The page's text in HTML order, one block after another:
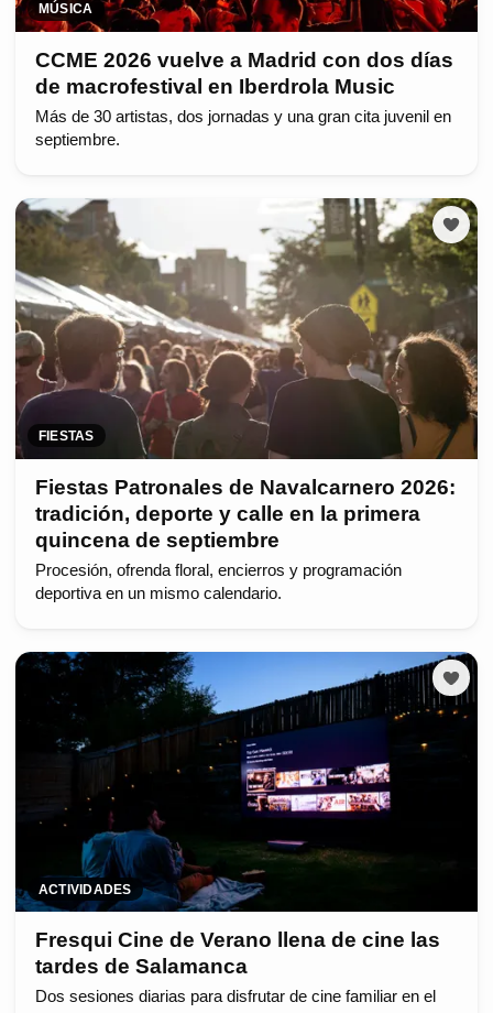
MÚSICA
CCME 2026 vuelve a Madrid con dos días
de macrofestival en Iberdrola Music
Más de 30 artistas, dos jornadas y una gran cita juvenil en
septiembre.
FIESTAS
Fiestas Patronales de Navalcarnero 2026:
tradición, deporte y calle en la primera
quincena de septiembre
Procesión, ofrenda floral, encierros y programación
deportiva en un mismo calendario.
ACTIVIDADES
Fresqui Cine de Verano llena de cine las
tardes de Salamanca
Dos sesiones diarias para disfrutar de cine familiar en el